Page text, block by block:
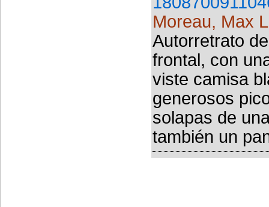
Moreau, Max
Autorretrato
frontal, con
viste camisa
generosos
solapas de
también un